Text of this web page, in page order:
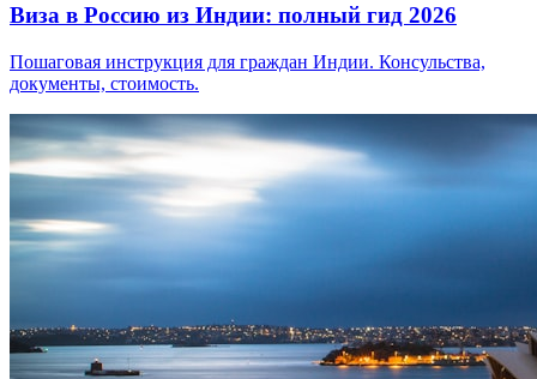
Виза в Россию из Индии: полный гид 2026
Пошаговая инструкция для граждан Индии. Консульства,
документы, стоимость.